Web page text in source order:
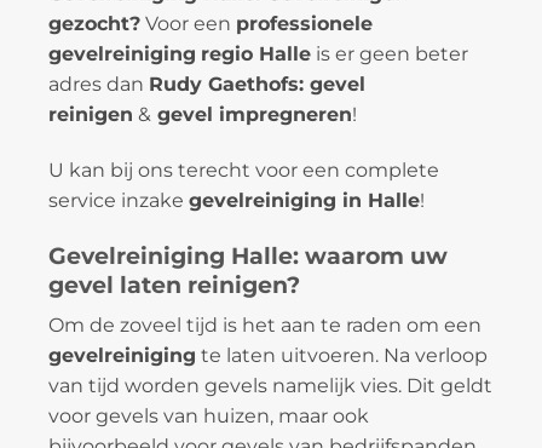
gezocht? Voor een professionele
gevelreiniging regio Halle is er geen beter
adres dan Rudy Gaethofs: gevel
reinigen & gevel impregneren!
U kan bij ons terecht voor een complete
service inzake gevelreiniging in Halle!
Gevelreiniging Halle: waarom uw
gevel laten reinigen?
Om de zoveel tijd is het aan te raden om een
gevelreiniging te laten uitvoeren. Na verloop
van tijd worden gevels namelijk vies. Dit geldt
voor gevels van huizen, maar ook